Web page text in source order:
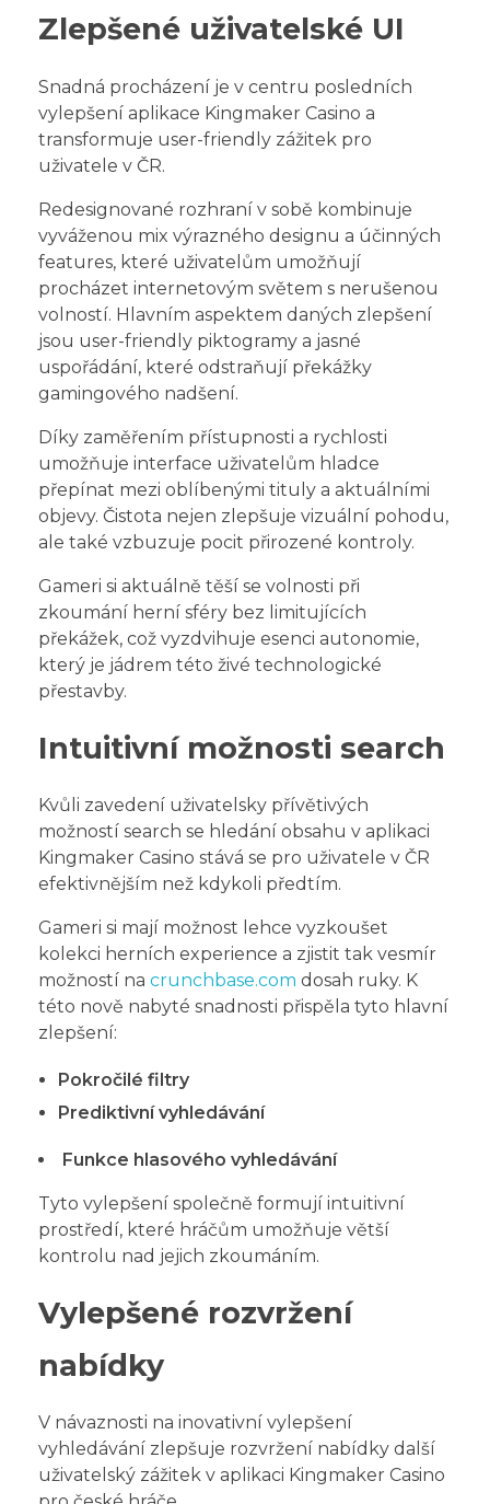
Zlepšené uživatelské UI
Snadná procházení je v centru posledních
vylepšení aplikace Kingmaker Casino a
transformuje user-friendly zážitek pro
uživatele v ČR.
Redesignované rozhraní v sobě kombinuje
vyváženou mix výrazného designu a účinných
features, které uživatelům umožňují
procházet internetovým světem s nerušenou
volností. Hlavním aspektem daných zlepšení
jsou user-friendly piktogramy a jasné
uspořádání, které odstraňují překážky
gamingového nadšení.
Díky zaměřením přístupnosti a rychlosti
umožňuje interface uživatelům hladce
přepínat mezi oblíbenými tituly a aktuálními
objevy. Čistota nejen zlepšuje vizuální pohodu,
ale také vzbuzuje pocit přirozené kontroly.
Gameri si aktuálně těší se volnosti při
zkoumání herní sféry bez limitujících
překážek, což vyzdvihuje esenci autonomie,
který je jádrem této živé technologické
přestavby.
Intuitivní možnosti search
Kvůli zavedení uživatelsky přívětivých
možností search se hledání obsahu v aplikaci
Kingmaker Casino stává se pro uživatele v ČR
efektivnějším než kdykoli předtím.
Gameri si mají možnost lehce vyzkoušet
kolekci herních experience a zjistit tak vesmír
možností na crunchbase.com dosah ruky. K
této nově nabyté snadnosti přispěla tyto hlavní
zlepšení:
Pokročilé filtry
Prediktivní vyhledávání
Funkce hlasového vyhledávání
Tyto vylepšení společně formují intuitivní
prostředí, které hráčům umožňuje větší
kontrolu nad jejich zkoumáním.
Vylepšené rozvržení
nabídky
V návaznosti na inovativní vylepšení
vyhledávání zlepšuje rozvržení nabídky další
uživatelský zážitek v aplikaci Kingmaker Casino